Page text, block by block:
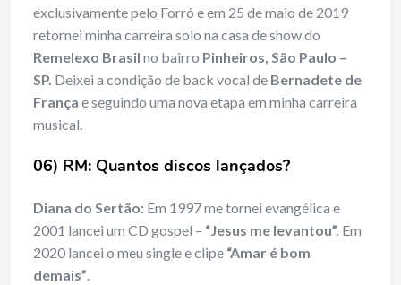
exclusivamente pelo Forró e em 25 de maio de 2019
retornei minha carreira solo na casa de show do
Remelexo Brasil no bairro Pinheiros, São Paulo –
SP. Deixei a condição de back vocal de Bernadete de
França e seguindo uma nova etapa em minha carreira
musical.
06) RM: Quantos discos lançados?
Diana do Sertão: Em 1997 me tornei evangélica e
2001 lancei um CD gospel – “Jesus me levantou”. Em
2020 lancei o meu single e clipe “Amar é bom
demais”.